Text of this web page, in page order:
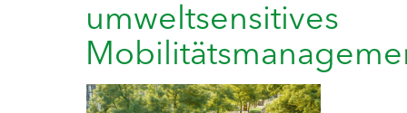
umweltsensitives